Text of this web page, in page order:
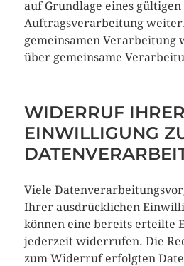
auf Grundlage eines
Auftragsverarbeitung
gemeinsamen Verarbeitung
über gemeinsame
WIDERRUF IHRER
EINWILLIGUNG
Viele
Ihrer ausdrücklichen
können eine bereits erteilte
jederzeit widerrufen. Die
zum Widerruf erfolgten